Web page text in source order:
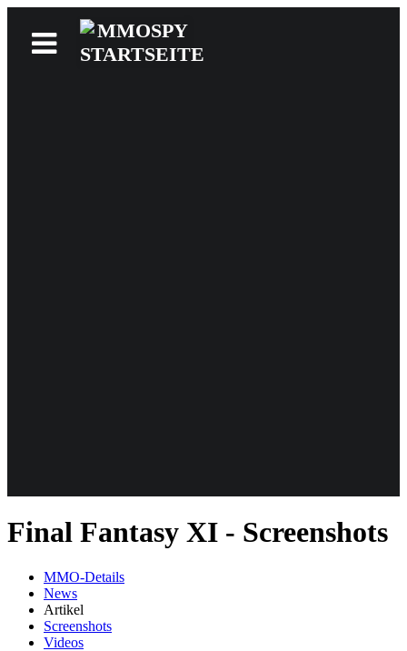
Final Fantasy XI - Screenshots
MMO-Details
News
Artikel
Screenshots
Videos